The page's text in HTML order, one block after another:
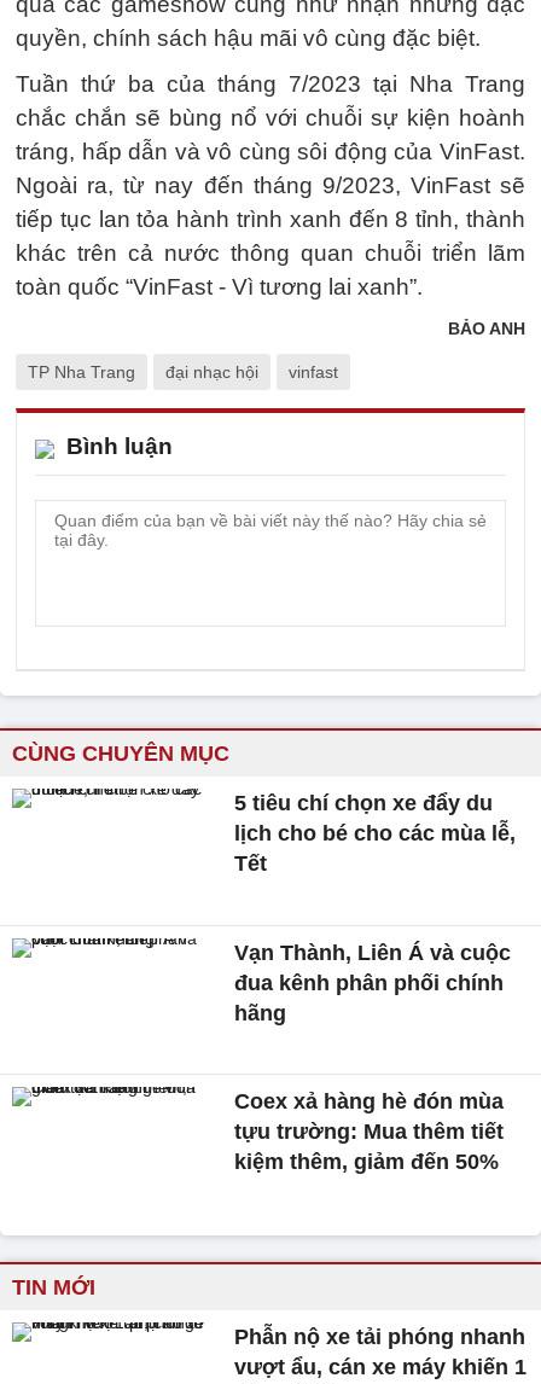
quyền, chính sách hậu mãi vô cùng đặc biệt.
Tuần thứ ba của tháng 7/2023 tại Nha Trang
chắc chắn sẽ bùng nổ với chuỗi sự kiện hoành
tráng, hấp dẫn và vô cùng sôi động của VinFast.
Ngoài ra, từ nay đến tháng 9/2023, VinFast sẽ
tiếp tục lan tỏa hành trình xanh đến 8 tỉnh, thành
khác trên cả nước thông quan chuỗi triển lãm
toàn quốc “VinFast - Vì tương lai xanh”.
BẢO ANH
TP Nha Trang đại nhạc hội vinfast
Bình luận
CÙNG CHUYÊN MỤC
5 tiêu chí chọn xe đẩy du
lịch cho bé cho các mùa lễ,
Tết
Vạn Thành, Liên Á và cuộc
đua kênh phân phối chính
hãng
Coex xả hàng hè đón mùa
tựu trường: Mua thêm tiết
kiệm thêm, giảm đến 50%
TIN MỚI
Phẫn nộ xe tải phóng nhanh
vượt ẩu, cán xe máy khiến 1